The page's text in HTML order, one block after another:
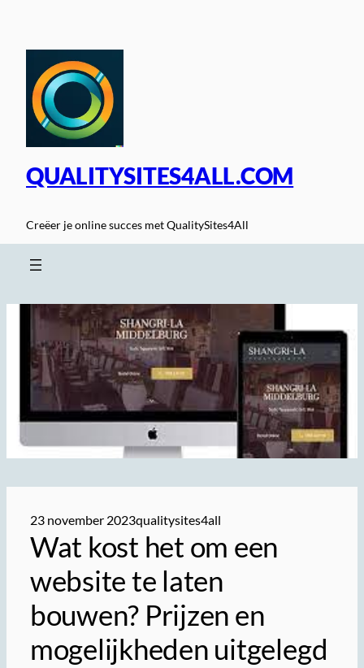
inhoud
QUALITYSITES4ALL.COM
Creëer je online succes met QualitySites4All
23 november 2023qualitysites4all
Wat kost het om een
website te laten
bouwen? Prijzen en
mogelijkheden uitgelegd